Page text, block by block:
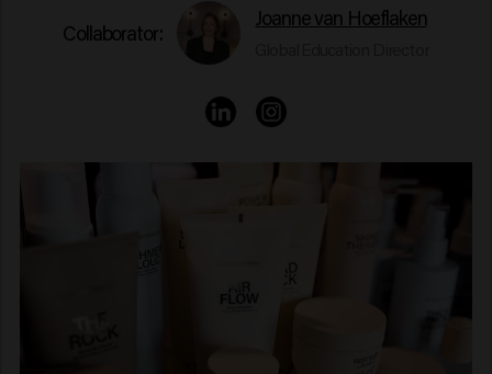
Collaborator:
Joanne van Hoeflaken